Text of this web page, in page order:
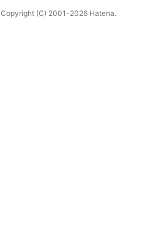
Copyright (C) 2001-2026 Hatena.